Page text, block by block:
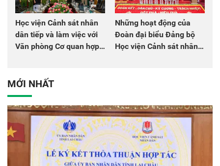
Học viện Cảnh sát nhân
dân tiếp và làm việc với
Văn phòng Cơ quan hợp
Những hoạt động của
Đoàn đại biểu Đảng bộ
Học viện Cảnh sát nhân
MỚI NHẤT